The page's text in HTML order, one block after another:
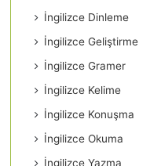
İngilizce Dinleme
İngilizce Geliştirme
İngilizce Gramer
İngilizce Kelime
İngilizce Konuşma
İngilizce Okuma
İngilizce Yazma